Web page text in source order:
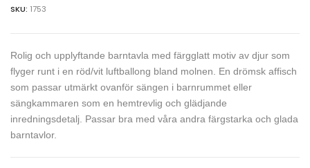
SKU: 1753
Rolig och upplyftande barntavla med färgglatt motiv av djur som
flyger runt i en röd/vit luftballong bland molnen. En drömsk affisch
som passar utmärkt ovanför sängen i barnrummet eller
sängkammaren som en hemtrevlig och glädjande
inredningsdetalj. Passar bra med våra andra färgstarka och glada
barntavlor.